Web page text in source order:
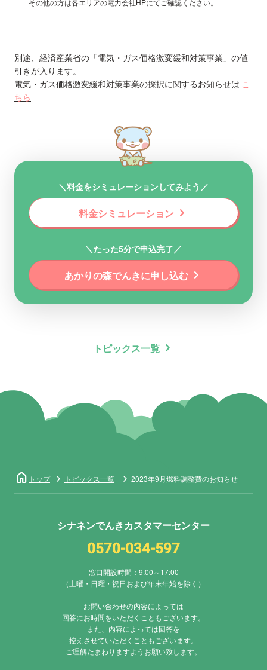
その他の方は各エリアの電力会社HPにてご確認ください。
別途、経済産業省の「電気・ガス価格激変緩和対策事業」の値
引きが入ります。
電気・ガス価格激変緩和対策事業の採択に関するお知らせは こ
ちら
＼料金をシミュレーションしてみよう／
料金シミュレーション chevron_right
＼たった5分で申込完了／
あかりの森でんきに申し込む chevron_right
トピックス一覧 chevron_right
home トップ トピックス一覧 2023年9月燃料調整費のお知らせ
シナネンでんきカスタマーセンター
0570-034-597
窓口開設時間：9:00～17:00
（土曜・日曜・祝日および年末年始を除く）
お問い合わせの内容によっては
回答にお時間をいただくこともございます。
また、内容によっては回答を
控えさせていただくこともございます。
ご理解たまわりますようお願い致します。